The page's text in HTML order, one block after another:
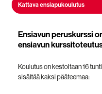
Kattava ensiapukoulutus
Ensiavun peruskurssi
ensiavun
Koulutus on kestoltaan 16
sisältää kaksi pääteemaa: